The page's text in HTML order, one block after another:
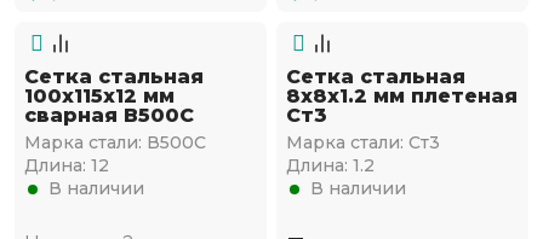
Сетка стальная
100х115х12 мм
сварная В500С
Марка стали: В500С
Длина: 12
В наличии
Сетка стальная
8х8х1.2 мм плетеная
Ст3
Марка стали: Ст3
Длина: 1.2
В наличии